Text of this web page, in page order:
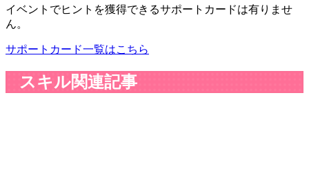
イベントでヒントを獲得できるサポートカードは有りませ
ん。
サポートカード一覧はこちら
スキル関連記事